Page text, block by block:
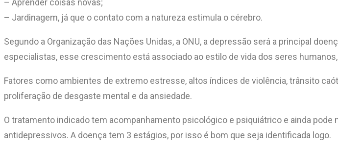
– Aprender coisas novas;
– Jardinagem, já que o contato com a natureza estimula o cérebro.
Segundo a Organização das Nações Unidas, a ONU, a depressão será a principal
especialistas, esse crescimento está associado ao estilo de vida dos seres
Fatores como ambientes de extremo estresse, altos índices de violência, trânsito
proliferação de desgaste mental e da ansiedade.
O tratamento indicado tem acompanhamento psicológico e psiquiátrico e ainda
antidepressivos. A doença tem 3 estágios, por isso é bom que seja identificada logo.